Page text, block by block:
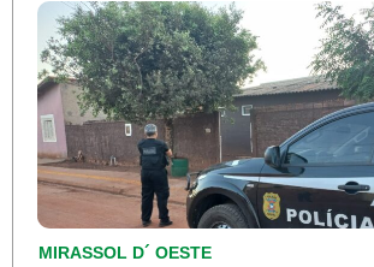
MIRASSOL D´ OESTE